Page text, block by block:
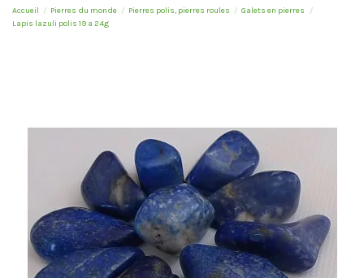
Accueil Pierres du monde Pierres polis, pierres roules
Galets en pierres
Lapis lazuli polis 19 a 24g